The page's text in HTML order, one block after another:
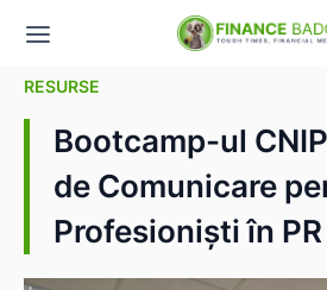
RESURSE
Bootcamp-ul
de Comunicare
Profesioniști în PR